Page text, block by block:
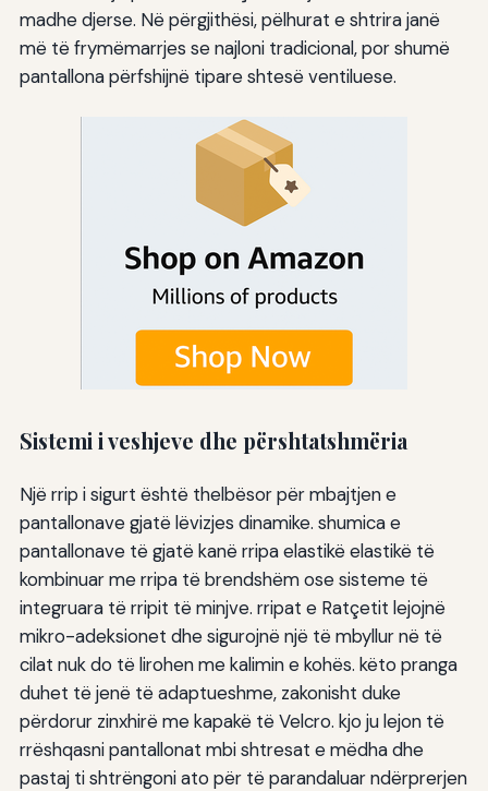
madhe djerse. Në përgjithësi, pëlhurat e shtrira janë
më të frymëmarrjes se najloni tradicional, por shumë
pantallona përfshijnë tipare shtesë ventiluese.
Sistemi i veshjeve dhe përshtatshmëria
Një rrip i sigurt është thelbësor për mbajtjen e
pantallonave gjatë lëvizjes dinamike. shumica e
pantallonave të gjatë kanë rripa elastikë elastikë të
kombinuar me rripa të brendshëm ose sisteme të
integruara të rripit të minjve. rripat e Ratçetit lejojnë
mikro-adeksionet dhe sigurojnë një të mbyllur në të
cilat nuk do të lirohen me kalimin e kohës. këto pranga
duhet të jenë të adaptueshme, zakonisht duke
përdorur zinxhirë me kapakë të Velcro. kjo ju lejon të
rrëshqasni pantallonat mbi shtresat e mëdha dhe
pastaj ti shtrëngoni ato për të parandaluar ndërprerjen